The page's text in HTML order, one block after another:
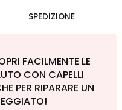
SPEDIZIONE
FACILMENTE LE
CON CAPELLI
PER RIPARARE UN